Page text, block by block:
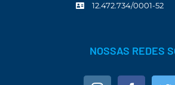
12.472.734/0001-52
NOSSAS REDES